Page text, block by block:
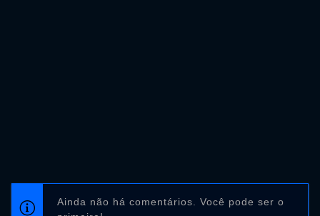
Ainda não há comentários. Você pode ser o